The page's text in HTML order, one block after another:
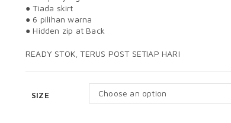
● Tiada skirt
● 6 pilihan warna
● Hidden zip at Back
READY STOK, TERUS POST SETIAP HARI
SIZE Choose an option